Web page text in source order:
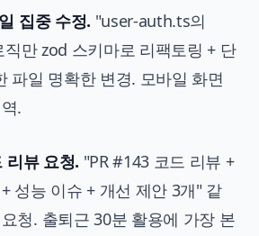
집중 수정. "user-auth.ts의
만 zod 스키마로 리팩토링 + 단
파일 명확한 변경. 모바일 화면
.
뷰 요청. "PR #143 코드 리뷰 +
성능 이슈 + 개선 제안 3개" 같
청. 출퇴근 30분 활용에 가장 본